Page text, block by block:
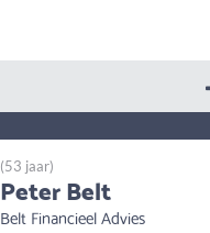
(53 jaar)
Peter Belt
Belt Financieel Advies